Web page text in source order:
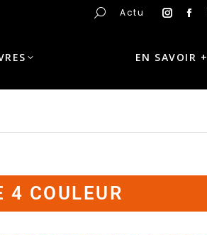
Actu
EN SAVOIR +
COULEUR